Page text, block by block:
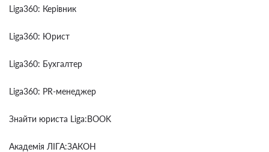
Liga360: Керівник
Liga360: Юрист
Liga360: Бухгалтер
Liga360: PR-менеджер
Знайти юриста Liga:BOOK
Академія ЛІГА:ЗАКОН